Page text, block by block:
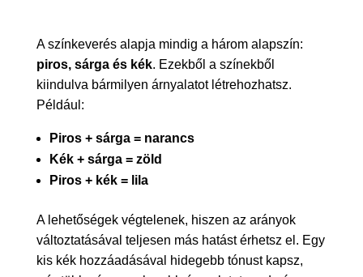
A színkeverés alapja mindig a három alapszín:
piros, sárga és kék. Ezekből a színekből
kiindulva bármilyen árnyalatot létrehozhatsz.
Például:
Piros + sárga = narancs
Kék + sárga = zöld
Piros + kék = lila
A lehetőségek végtelenek, hiszen az arányok
változtatásával teljesen más hatást érhetsz el. Egy
kis kék hozzáadásával hidegebb tónust kapsz,